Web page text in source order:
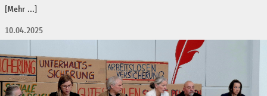
[Mehr ...]
10.04.2025